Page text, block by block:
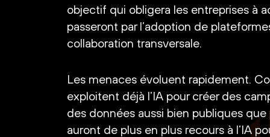
objectif qui obligera les entreprises à
passeront par l’adoption de
collaboration transversale.
Les menaces évoluent rapidement.
exploitent déjà l’IA pour créer des
des données aussi bien publiques
auront de plus en plus recours à l’IA